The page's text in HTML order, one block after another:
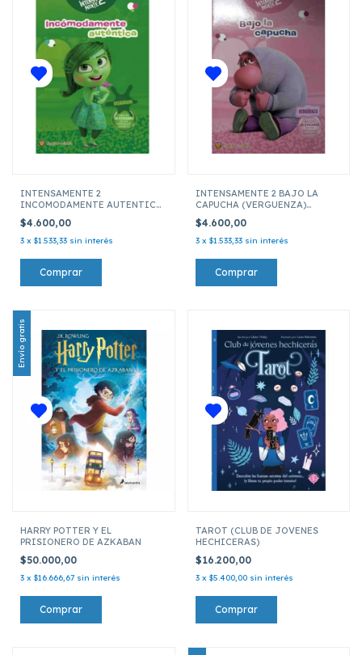
INTENSAMENTE 2
INCOMODAMENTE AUTENTICA
FAVORITOS
$4.600,00
3 x $1.533,33 sin interés
INTENSAMENTE 2 BAJO LA
CAPUCHA (VERGUENZA)
$4.600,00
3 x $1.533,33 sin interés
Envío gratis
HARRY POTTER Y EL
PRISIONERO DE AZKABAN
$50.000,00
3 x $16.666,67 sin interés
TAROT (CLUB DE JOVENES
HECHICERAS)
$16.200,00
3 x $5.400,00 sin interés